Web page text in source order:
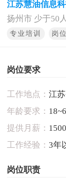
江苏慧油信息
扬州市 少于50人
专业培训 岗
岗位要求
工作地点： 江
年龄要求：
提供月薪：
工作经验： 3年
岗位职责